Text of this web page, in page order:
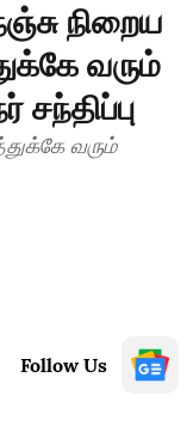
நிறைய
வரும்
சந்திப்பு
வரும்
Follow Us